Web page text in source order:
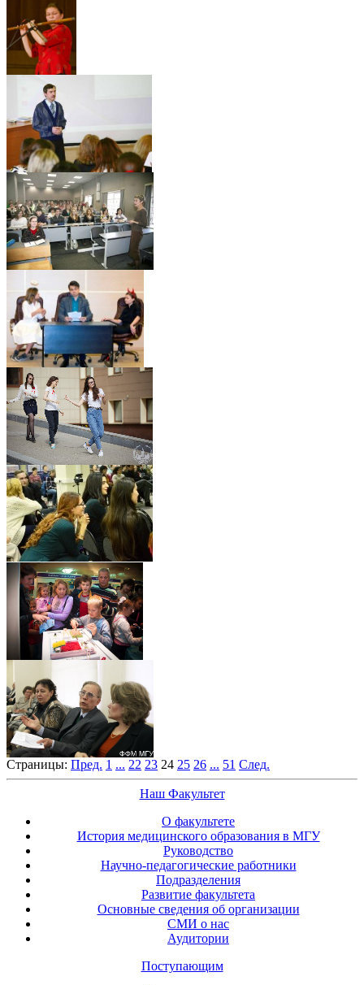
Страницы: Пред. 1 ... 22 23 24 25 26 ... 51 След.
Наш Факультет
О факультете
История медицинского образования в МГУ
Руководство
Научно-педагогические работники
Подразделения
Развитие факультета
Основные сведения об организации
СМИ о нас
Аудитории
Поступающим